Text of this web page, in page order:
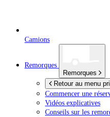
Camions
Remorques
Remorques
Retour au menu
Commencer une
Vidéos explicatives
Conseils sur les